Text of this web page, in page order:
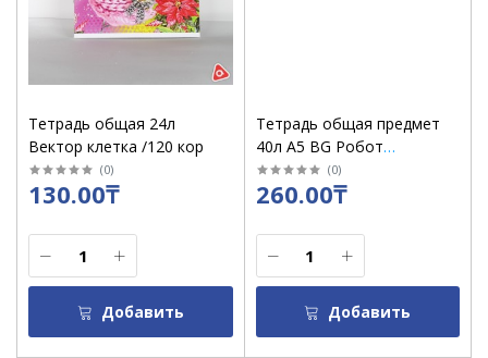
Тетрадь общая 24л
Вектор клетка /120 кор
(0)
130.00₸
Добавить
Тетрадь общая предмет
40л А5 BG Робот
"Физика.Фотосфера" в
клетку /12830
(0)
260.00₸
Добавить